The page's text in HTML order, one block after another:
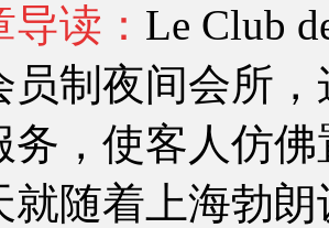
读： Le Club
员制夜间会所
务，使客人仿
就随着上海勃